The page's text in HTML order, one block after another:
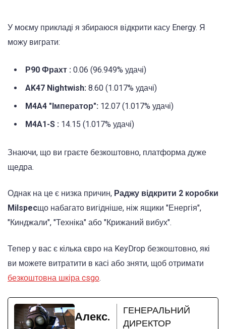
У моєму прикладі я збираюся відкрити касу Energy. Я
можу виграти:
P90 Фрахт : 0.06 (96.949% удачі)
AK47 Nightwish: 8.60 (1.017% удачі)
M4A4 "Імператор": 12.07 (1.017% удачі)
M4A1-S : 14.15 (1.017% удачі)
Знаючи, що ви граєте безкоштовно, платформа дуже
щедра.
Однак на це є низка причин, Раджу відкрити 2 коробки
Milspecщо набагато вигідніше, ніж ящики "Енергія",
"Кинджали", "Техніка" або "Крижаний вибух".
Тепер у вас є кілька євро на KeyDrop безкоштовно, які
ви можете витратити в касі або зняти, щоб отримати
безкоштовна шкіра csgo.
Алекс.
ГЕНЕРАЛЬНИЙ
ДИРЕКТОР